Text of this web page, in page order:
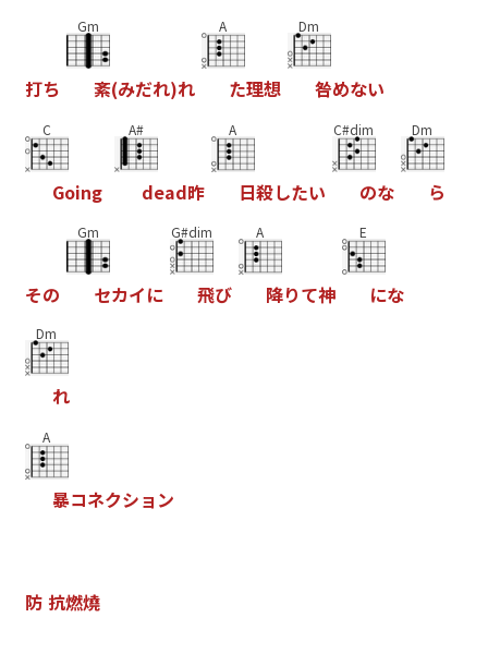
打ち
Gm
紊(みだれ)れ
A
た理想
Dm
咎めない
C
Going
A#
dead昨
A
日殺したい
C#dim
のな
Dm
ら
その
Gm
セカイに
G#dim
飛び
A
降りて神
E
にな
Dm
れ
A
暴コネクショ ン
防 抗燃燒